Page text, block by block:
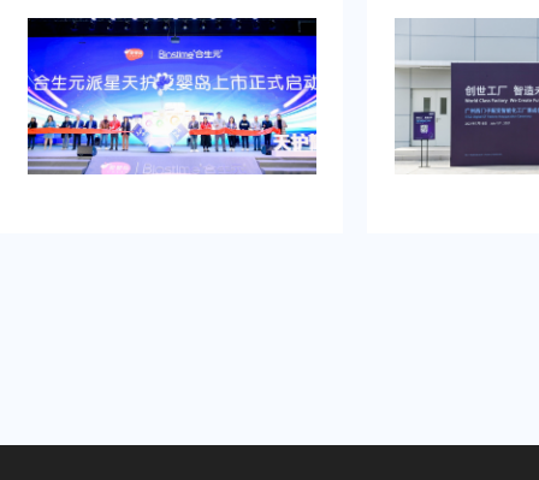
并营造良好的品牌形象。再者得做
到：增加曝光度，吸引目标消费群
体，提高知名度，通过活动推动初期
销售。可是鉴于不具备充足的渠道和
资源进行大规模的市场推广。需要专
业的策划和执行来吸引目标人群，创
畅、观众参与符
有担心策划公司
经验不足，影响
需得慎重决计。